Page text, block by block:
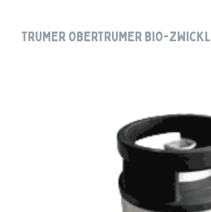
TRUMER OBERTRUMER BIO-ZWICKL